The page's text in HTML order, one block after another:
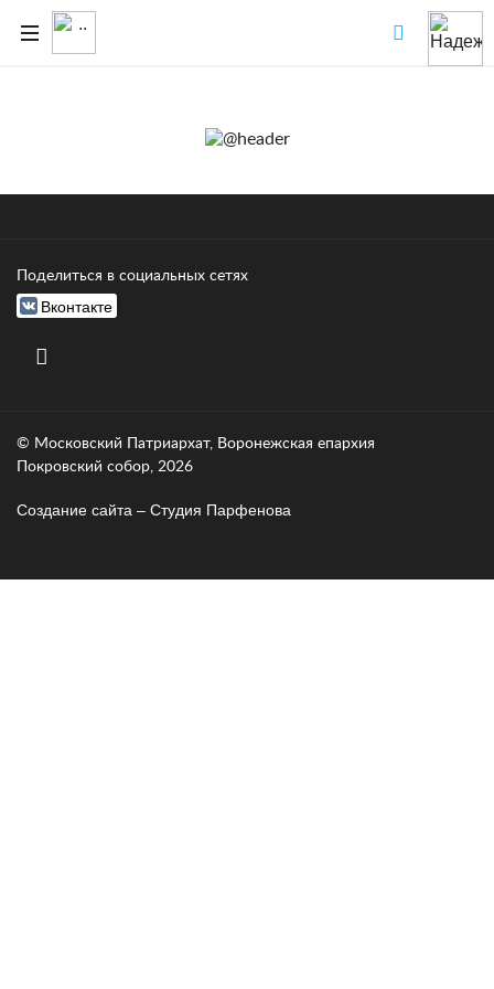
Поделиться в социальных сетях
Вконтакте
© Московский Патриархат, Воронежcкая епархия
Покровский собор, 2026
Создание сайта – Cтудия Парфенова